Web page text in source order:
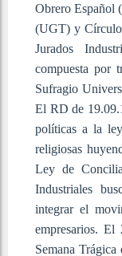
Obrero Español
(UGT) y
Jurados
compuesta por
Sufragio
El RD de
políticas a la
religiosas
Ley de
Industriales
integrar el
empresarios. El
Semana